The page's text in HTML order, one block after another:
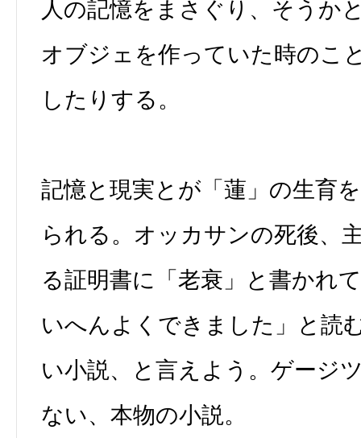
人の記憶をまさぐり、そうか
オブジェを作っていた時のこ
したりする。
記憶と現実とが「蓮」の生育
られる。オッカサンの死後、
る証明書に「老衰」と書かれ
いへんよくできました」と読
い小説、と言えよう。ゲージ
ない、本物の小説。